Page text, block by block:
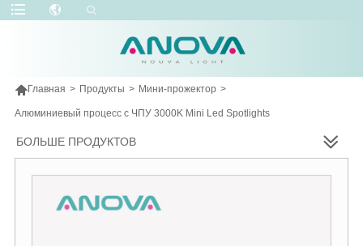
Главная > Продукты > Мини-прожектор >
Алюминиевый процесс с ЧПУ 3000K Mini Led Spotlights
БОЛЬШЕ ПРОДУКТОВ